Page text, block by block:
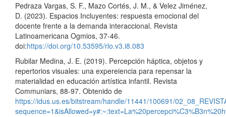
Pedraza Vargas, S. F., Mazo Cortés, J. M., & Velez Jiménez,
D. (2023). Espacios Incluyentes: respuesta emocional del
docente frente a la demanda interaccional. Revista
Latinoamericana Ogmios, 37-46.
doi:https://doi.org/10.53595/rlo.v3.i8.083
Rubilar Medina, J. E. (2019). Percepción háptica, objetos y
repertorios visuales: una expereiencia para repensar la
materialidad en educación artística infantil. Revista
Communiars, 88-97. Obtenido de
https://idus.us.es/bitstream/handle/11441/100691/